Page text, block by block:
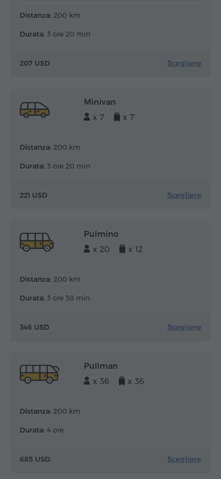
Distanza: 200 km
Durata: 3 ore 20 min
207 USD Scegliere
Minivan
x 7
x 7
Distanza: 200 km
Durata: 3 ore 20 min
221 USD Scegliere
Pulmino
x 20
x 12
Distanza: 200 km
Durata: 3 ore 38 min
346 USD Scegliere
Pullman
x 36
x 36
Distanza: 200 km
Durata: 4 ore
685 USD Scegliere